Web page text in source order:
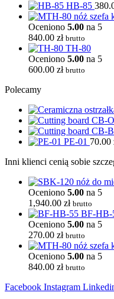
HB-85
Oceniono 5.00 na 5
840.00 zł brutto
TH-80
Oceniono 5.00 na 5
600.00 zł brutto
Polecamy
CB-O
CB-
PE-01 70.00
Inni klienci cenią sobie
Oceniono 5.00 na 5
1,940.00 zł brutto
BF-HB-
Oceniono 5.00 na 5
270.00 zł brutto
Oceniono 5.00 na 5
840.00 zł brutto
Facebook Instagram